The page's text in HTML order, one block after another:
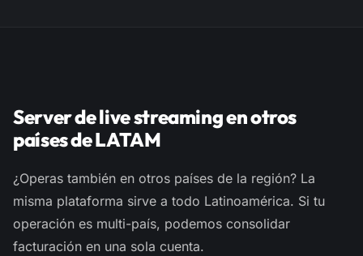
Server de live streaming en otros
países de LATAM
¿Operas también en otros países de la región? La
misma plataforma sirve a todo Latinoamérica. Si tu
operación es multi-país, podemos consolidar
facturación en una sola cuenta.